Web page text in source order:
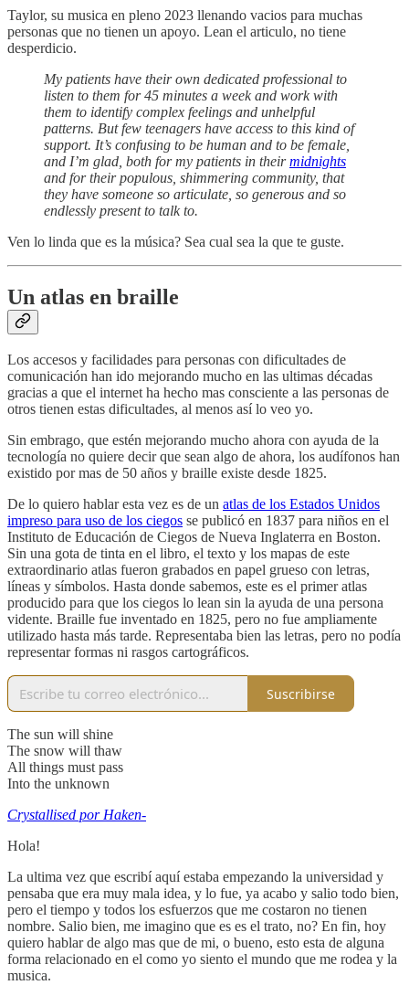
Taylor, su musica en pleno 2023 llenando vacios para muchas
personas que no tienen un apoyo. Lean el articulo, no tiene
desperdicio.
My patients have their own dedicated professional to
listen to them for 45 minutes a week and work with
them to identify complex feelings and unhelpful
patterns. But few teenagers have access to this kind of
support. It’s confusing to be human and to be female,
and I’m glad, both for my patients in theirmidnights
and for their populous, shimmering community, that
they have someone so articulate, so generous and so
endlessly present to talk to.
Ven lo linda que es la música? Sea cual sea la que te guste.
Un atlas en braille
Los accesos y facilidades para personas con dificultades de
comunicación han ido mejorando mucho en las ultimas décadas
gracias a que el internet ha hecho mas consciente a las personas de
otros tienen estas dificultades, al menos así lo veo yo.
Sin embrago, que estén mejorando mucho ahora con ayuda de la
tecnología no quiere decir que sean algo de ahora, los audífonos han
existido por mas de 50 años y braille existe desde 1825.
De lo quiero hablar esta vez es de un atlas de los Estados Unidos
impreso para uso de los ciegos se publicó en 1837 para niños en el
Instituto de Educación de Ciegos de Nueva Inglaterra en Boston.
Sin una gota de tinta en el libro, el texto y los mapas de este
extraordinario atlas fueron grabados en papel grueso con letras,
líneas y símbolos. Hasta donde sabemos, este es el primer atlas
producido para que los ciegos lo lean sin la ayuda de una persona
vidente. Braille fue inventado en 1825, pero no fue ampliamente
utilizado hasta más tarde. Representaba bien las letras, pero no podía
representar formas ni rasgos cartográficos.
Suscribirse
The sun will shine
The snow will thaw
All things must pass
Into the unknown
Crystallised por Haken-
Hola!
La ultima vez que escribí aquí estaba empezando la universidad y
pensaba que era muy mala idea, y lo fue, ya acabo y salio todo bien,
pero el tiempo y todos los esfuerzos que me costaron no tienen
nombre. Salio bien, me imagino que es es el trato, no? En fin, hoy
quiero hablar de algo mas que de mi, o bueno, esto esta de alguna
forma relacionado en el como yo siento el mundo que me rodea y la
musica.